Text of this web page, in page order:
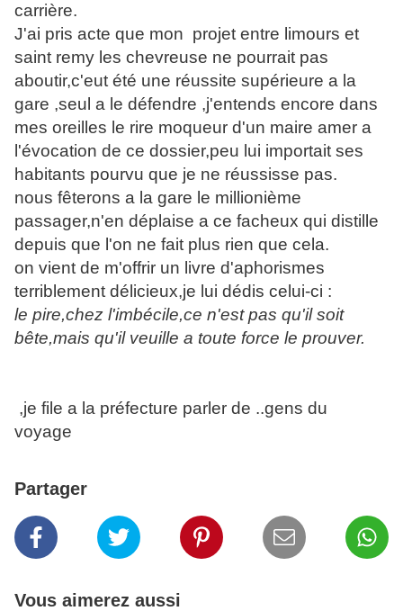
carrière.
J'ai pris acte que mon projet entre limours et
saint remy les chevreuse ne pourrait pas
aboutir,c'eut été une réussite supérieure a la
gare ,seul a le défendre ,j'entends encore dans
mes oreilles le rire moqueur d'un maire amer a
l'évocation de ce dossier,peu lui importait ses
habitants pourvu que je ne réussisse pas.
nous fêterons a la gare le millionième
passager,n'en déplaise a ce facheux qui distille
depuis que l'on ne fait plus rien que cela.
on vient de m'offrir un livre d'aphorismes
terriblement délicieux,je lui dédis celui-ci :
le pire,chez l'imbécile,ce n'est pas qu'il soit
bête,mais qu'il veuille a toute force le prouver.
,je file a la préfecture parler de ..gens du
voyage
Partager
Vous aimerez aussi